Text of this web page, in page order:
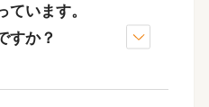
います。
すか？